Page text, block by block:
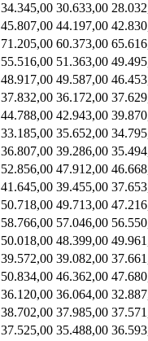
34.345,00 30.633,00
45.807,00 44.197,00
71.205,00 60.373,00
55.516,00 51.363,00
48.917,00 49.587,00
37.832,00 36.172,00
44.788,00 42.943,00
33.185,00 35.652,00
36.807,00 39.286,00
52.856,00 47.912,00
41.645,00 39.455,00
50.718,00 49.713,00
58.766,00 57.046,00
50.018,00 48.399,00
39.572,00 39.082,00
50.834,00 46.362,00
36.120,00 36.064,00
38.702,00 37.985,00
37.525,00 35.488,00